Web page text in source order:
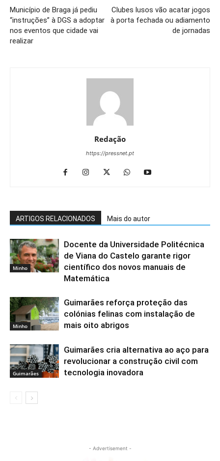
Município de Braga já pediu
“instruções” à DGS a adoptar
nos eventos que cidade vai
realizar
Clubes lusos vão acatar jogos
à porta fechada ou adiamento
de jornadas
Redação
https://pressnet.pt
ARTIGOS RELACIONADOS Mais do autor
Minho
Docente da Universidade Politécnica
de Viana do Castelo garante rigor
científico dos novos manuais de
Matemática
Minho
Guimarães reforça proteção das
colónias felinas com instalação de
mais oito abrigos
Guimarães
Guimarães cria alternativa ao aço para
revolucionar a construção civil com
tecnologia inovadora
- Advertisement -